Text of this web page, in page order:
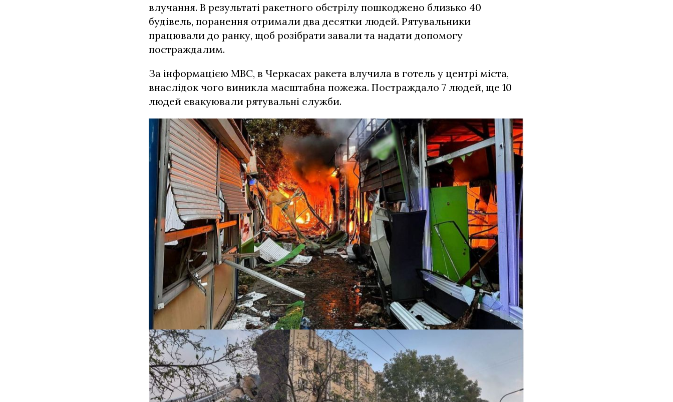
влучання. В результаті ракетного обстрілу пошкоджено близько 40
будівель, поранення отримали два десятки людей. Рятувальники
працювали до ранку, щоб розібрати завали та надати допомогу
постраждалим.
За інформацією МВС, в Черкасах ракета влучила в готель у центрі міста,
внаслідок чого виникла масштабна пожежа. Постраждало 7 людей, ще 10
людей евакуювали рятувальні служби.